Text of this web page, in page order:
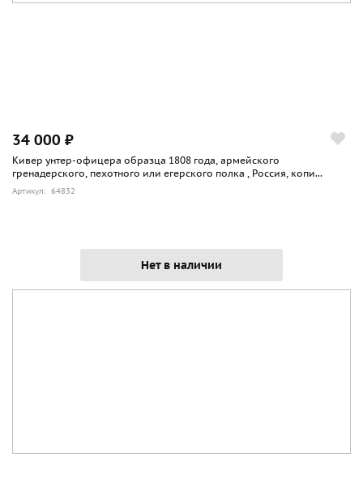
34 000 ₽
Кивер унтер-офицера образца 1808 года, армейского
гренадерского, пехотного или егерского полка , Россия, копи...
Артикул: 64832
Нет в наличии